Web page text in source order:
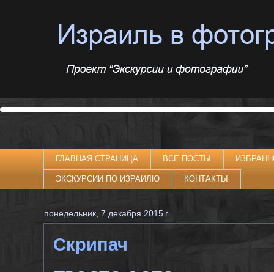
ГЛАВНАЯ СТРАНИЦА ВСЕ ПОСТЫ
ЭКСКУРСИИ ПО ИЗРАИЛЮ КОНТАКТЫ
понедельник, 7 декабря 2015 г.
Скрипач